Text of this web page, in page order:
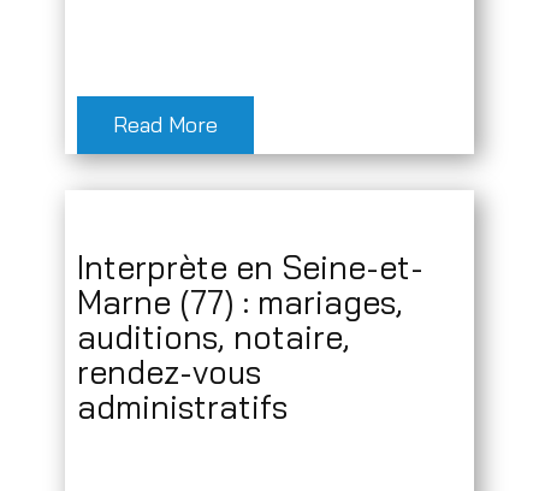
Read More
Interprète en Seine-et-
Marne (77) : mariages,
auditions, notaire,
rendez-vous
administratifs